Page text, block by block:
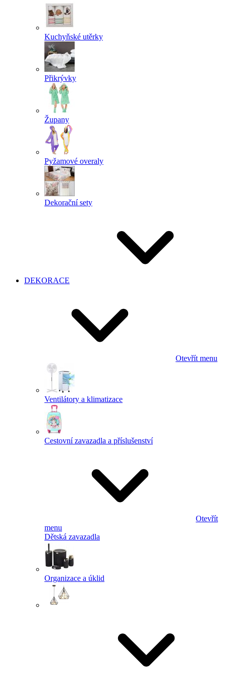
Kuchyňské utěrky
Přikrývky
Župany
Pyžamové overaly
Dekorační sety
DEKORACE
Otevřít menu
Ventilátory a klimatizace
Cestovní zavazadla a příslušenství
Otevřít
menu
Dětská zavazadla
Organizace a úklid